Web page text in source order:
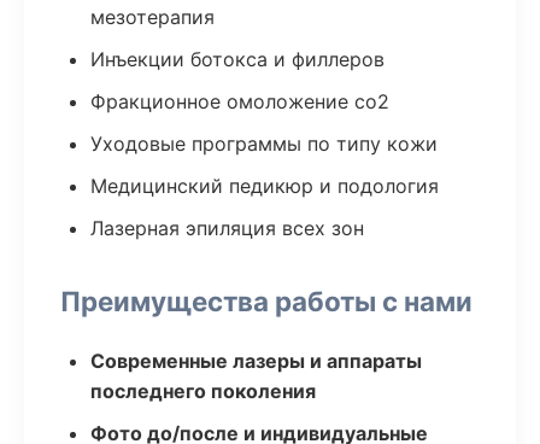
мезотерапия
Инъекции ботокса и филлеров
Фракционное омоложение co2
Уходовые программы по типу кожи
Медицинский педикюр и подология
Лазерная эпиляция всех зон
Преимущества работы с нами
Современные лазеры и аппараты
последнего поколения
Фото до/после и индивидуальные